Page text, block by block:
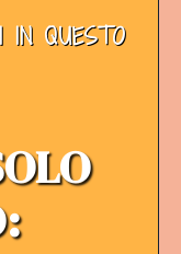
IN QUESTO